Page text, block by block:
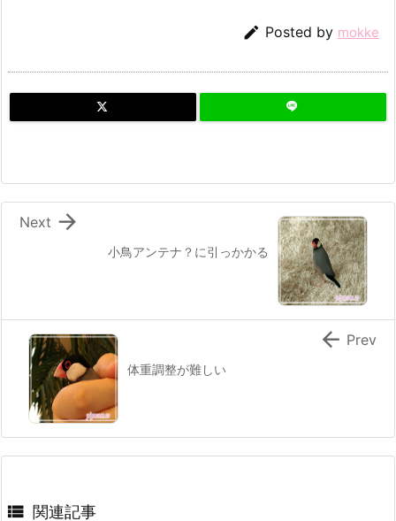
 Posted by mokke
小鳥アンテナ？に引っかかる

Next
体重調整が難しい
 Prev
 関連記事